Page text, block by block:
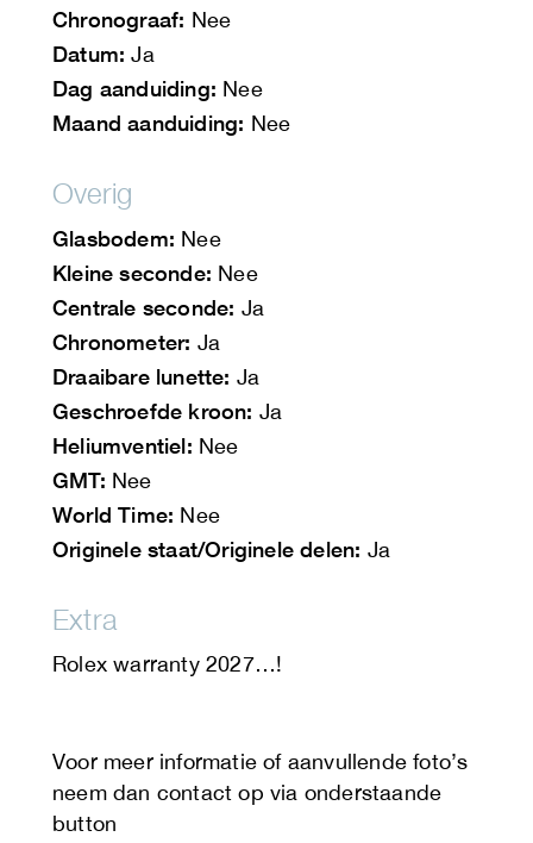
Chronograaf: Nee
Datum: Ja
Dag aanduiding: Nee
Maand aanduiding: Nee
Overig
Glasbodem: Nee
Kleine seconde: Nee
Centrale seconde: Ja
Chronometer: Ja
Draaibare lunette: Ja
Geschroefde kroon: Ja
Heliumventiel: Nee
GMT: Nee
World Time: Nee
Originele staat/Originele delen: Ja
Extra
Rolex warranty 2027…!